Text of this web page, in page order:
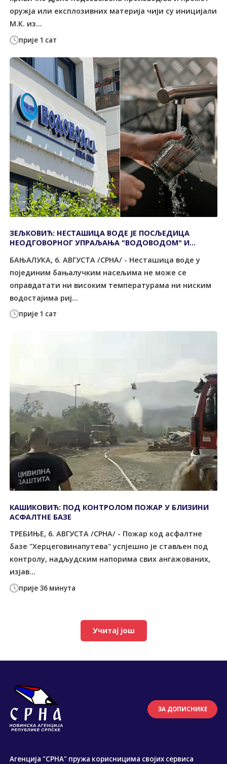
прије 1 сат
оружја или експлозивних материја чији су иницијали
М.К. из...
прије 1 сат
ЗЕЉКОВИЋ: НЕСТАШИЦА ВОДЕ ЈЕ ПОСЉЕДИЦА
НЕОДГОВОРНОГ УПРАЉАЊА "ВОДОВОДОМ" И
БАЊАЛУКА, 6. АВГУСТА /СРНА/ - Несташица воде у
појединим бањалучким насељима не може се
оправдатати ни високим температурама ни ниским
водостајима риј...
прије 36 минута
КАШИКОВИЋ: ПОД КОНТРОЛОМ ПОЖАР У БЛИЗИНИ
АСФАЛТНЕ БАЗЕ
TРЕБИЊЕ, 6. АВГУСTА /СРНА/ - Пожар код асфалтне
базе "Херцеговинапутева" успјешно је стављен под
контролу, надљудским напорима свих ангажованих,
изјав...
Учитај још
ЗА ДОПИСНИКЕ
Агенција "СРНА" пружа корисницима својих сервиса